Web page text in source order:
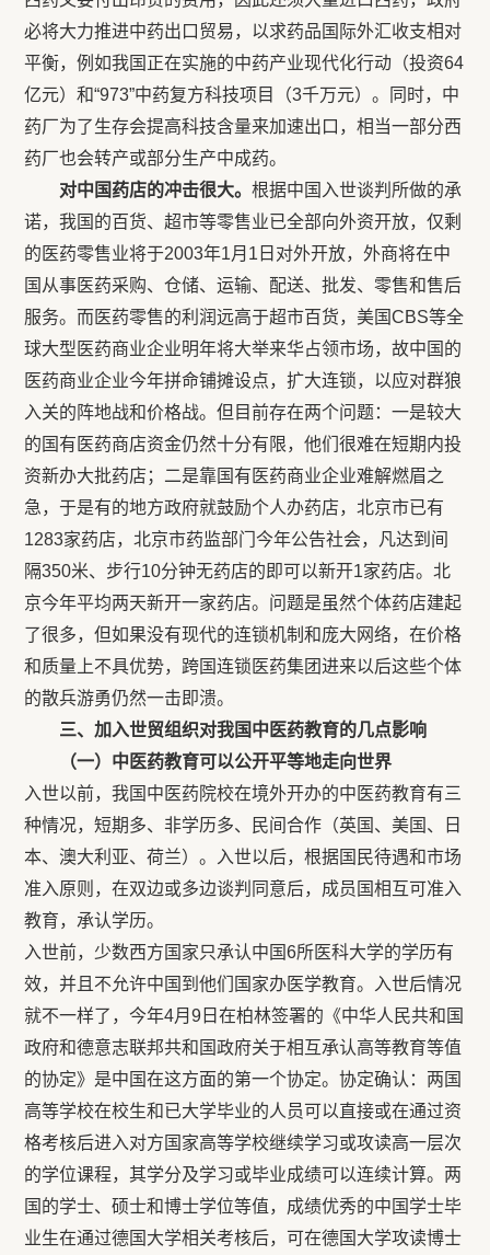
必将大力推进中药出口贸易，以求药品国际外汇收支相对
平衡，例如我国正在实施的中药产业现代化行动（投资64
亿元）和“973”中药复方科技项目（3千万元）。同时，中
药厂为了生存会提高科技含量来加速出口，相当一部分西
药厂也会转产或部分生产中成药。
对中国药店的冲击很大。根据中国入世谈判所做的承
诺，我国的百货、超市等零售业已全部向外资开放，仅剩
的医药零售业将于2003年1月1日对外开放，外商将在中
国从事医药采购、仓储、运输、配送、批发、零售和售后
服务。而医药零售的利润远高于超市百货，美国CBS等全
球大型医药商业企业明年将大举来华占领市场，故中国的
医药商业企业今年拼命铺摊设点，扩大连锁，以应对群狼
入关的阵地战和价格战。但目前存在两个问题：一是较大
的国有医药商店资金仍然十分有限，他们很难在短期内投
资新办大批药店；二是靠国有医药商业企业难解燃眉之
急，于是有的地方政府就鼓励个人办药店，北京市已有
1283家药店，北京市药监部门今年公告社会，凡达到间
隔350米、步行10分钟无药店的即可以新开1家药店。北
京今年平均两天新开一家药店。问题是虽然个体药店建起
了很多，但如果没有现代的连锁机制和庞大网络，在价格
和质量上不具优势，跨国连锁医药集团进来以后这些个体
的散兵游勇仍然一击即溃。
三、加入世贸组织对我国中医药教育的几点影响
（一）中医药教育可以公开平等地走向世界
入世以前，我国中医药院校在境外开办的中医药教育有三
种情况，短期多、非学历多、民间合作（英国、美国、日
本、澳大利亚、荷兰）。入世以后，根据国民待遇和市场
准入原则，在双边或多边谈判同意后，成员国相互可准入
教育，承认学历。
入世前，少数西方国家只承认中国6所医科大学的学历有
效，并且不允许中国到他们国家办医学教育。入世后情况
就不一样了，今年4月9日在柏林签署的《中华人民共和国
政府和德意志联邦共和国政府关于相互承认高等教育等值
的协定》是中国在这方面的第一个协定。协定确认：两国
高等学校在校生和已大学毕业的人员可以直接或在通过资
格考核后进入对方国家高等学校继续学习或攻读高一层次
的学位课程，其学分及学习或毕业成绩可以连续计算。两
国的学士、硕士和博士学位等值，成绩优秀的中国学士毕
业生在通过德国大学相关考核后，可在德国大学攻读博士